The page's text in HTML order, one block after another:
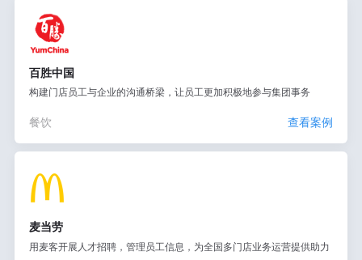
百胜中国
构建门店员工与企业的沟通桥梁，让员工更加积极地参与集团事务
餐饮 查看案例
麦当劳
用麦客开展人才招聘，管理员工信息，为全国多门店业务运营提供助力